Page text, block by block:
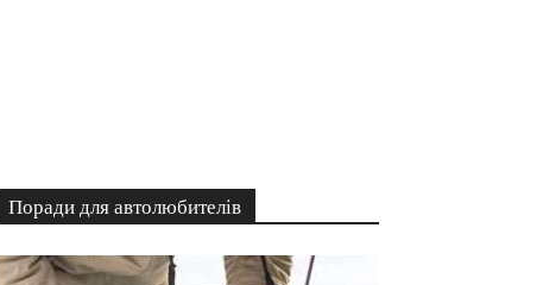
Поради для автолюбителів